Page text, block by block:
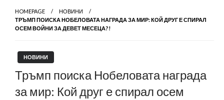
HOMEPAGE
НОВИНИ
ТРЪМП ПОИСКА НОБЕЛОВАТА НАГРАДА ЗА МИР: КОЙ ДРУГ Е СПИРАЛ
ОСЕМ ВОЙНИ ЗА ДЕВЕТ МЕСЕЦА?!
НОВИНИ
Тръмп поиска Нобеловата награда
за мир: Кой друг е спирал осем